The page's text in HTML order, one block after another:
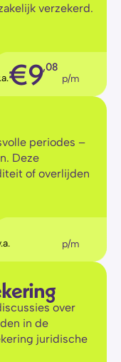
verzekerd.
€9,08
p/m
periodes –
Deze
of overlijden
€ p/m
over
in de
juridische